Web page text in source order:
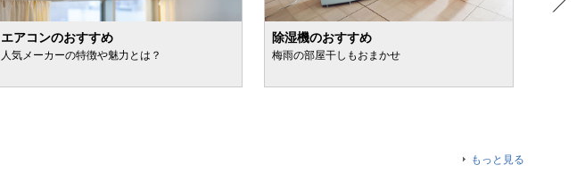
エアコンのおすすめ
人気メーカーの特徴や魅力とは？
除湿機のおすすめ
梅雨の部屋干しもおまかせ
もっと見る